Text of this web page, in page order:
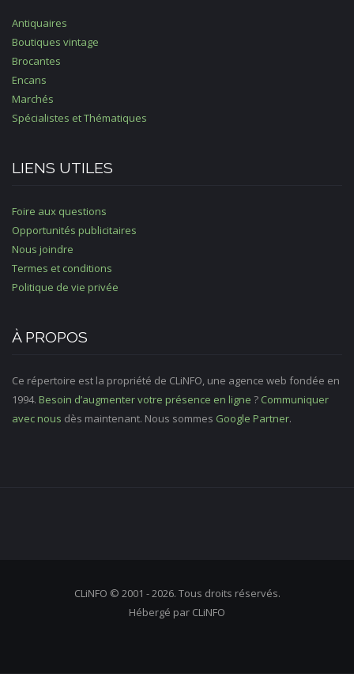
Antiquaires
Boutiques vintage
Brocantes
Encans
Marchés
Spécialistes et Thématiques
LIENS UTILES
Foire aux questions
Opportunités publicitaires
Nous joindre
Termes et conditions
Politique de vie privée
À PROPOS
Ce répertoire est la propriété de CLiNFO, une agence web fondée en
1994. Besoin d’augmenter votre présence en ligne ? Communiquer
avec nous dès maintenant. Nous sommes Google Partner.
CLiNFO © 2001 - 2026. Tous droits réservés.
Hébergé par CLiNFO